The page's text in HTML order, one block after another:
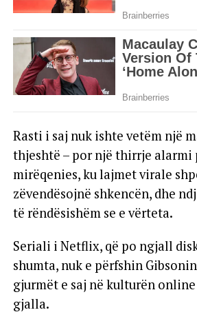
Rasti i saj nuk ishte vetëm një
thjeshtë – por një thirrje alarmi
mirëqenies, ku lajmet virale
zëvendësojnë shkencën, dhe
të rëndësishëm se e vërteta.
Seriali i Netflix, që po ngjall
shumta, nuk e përfshin
gjurmët e saj në kulturën
gjalla.